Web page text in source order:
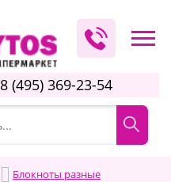
8 (495) 369-23-54
Блокноты разные